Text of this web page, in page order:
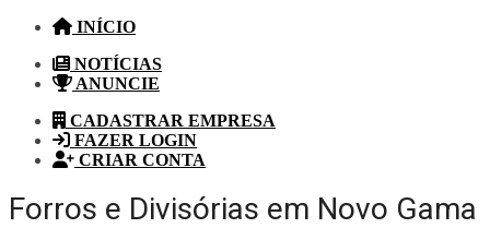
INÍCIO
NOTÍCIAS
ANUNCIE
CADASTRAR EMPRESA
FAZER LOGIN
CRIAR CONTA
Forros e Divisórias em Novo Gama